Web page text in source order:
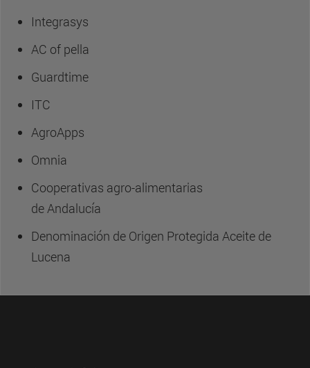
Integrasys
AC of pella
Guardtime
ITC
AgroApps
Omnia
Cooperativas agro-alimentarias
de Andalucía
Denominación de Origen Protegida Aceite de
Lucena